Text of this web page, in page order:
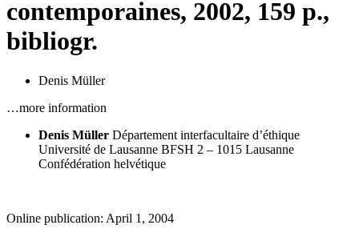
contemporaines, 2002, 159 p.,
bibliogr.
Denis Müller
…more information
Denis Müller Département interfacultaire d’éthique
Université de Lausanne BFSH 2 – 1015 Lausanne
Confédération helvétique
Online publication: April 1, 2004